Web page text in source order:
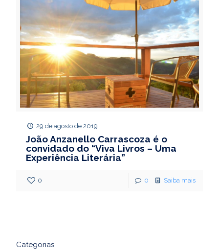
29 de agosto de 2019
João Anzanello Carrascoza é o
convidado do “Viva Livros – Uma
Experiência Literária”
0 0 Saiba mais
Categorias